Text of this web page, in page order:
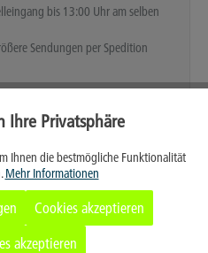
bis 13:00 Uhr am selben
Sendungen per Spedition
Aktiv
Aktiv
Ihre Privatsphäre
Ihnen die bestmögliche Funktionalität
Mehr Informationen
Cookies akzeptieren
akzeptieren